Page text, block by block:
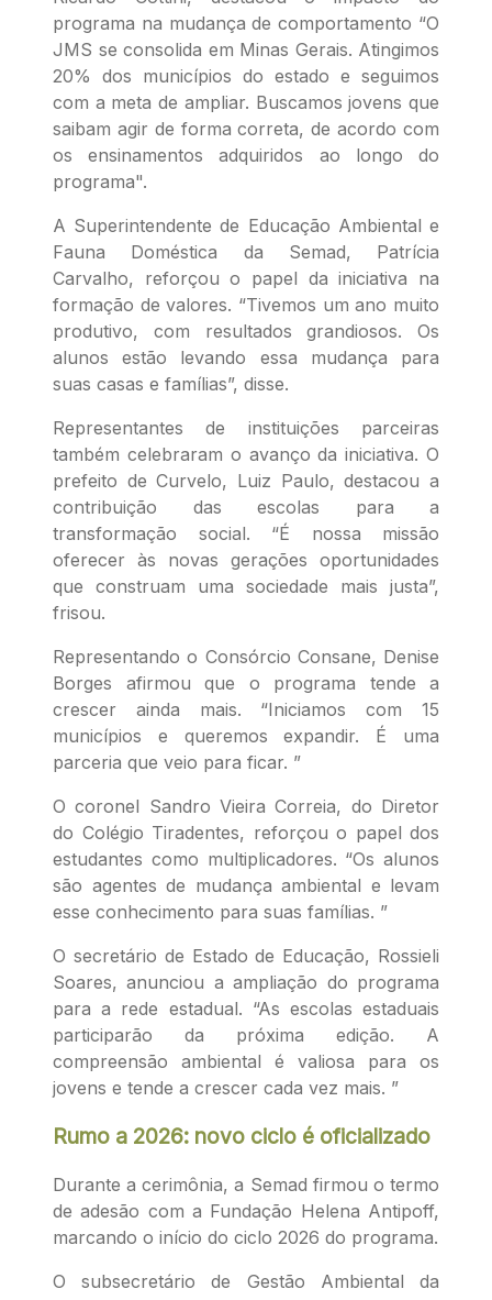
programa na mudança de comportamento “O
JMS se consolida em Minas Gerais. Atingimos
20% dos municípios do estado e seguimos
com a meta de ampliar. Buscamos jovens que
saibam agir de forma correta, de acordo com
os ensinamentos adquiridos ao longo do
programa".
A Superintendente de Educação Ambiental e
Fauna Doméstica da Semad, Patrícia
Carvalho, reforçou o papel da iniciativa na
formação de valores. “Tivemos um ano muito
produtivo, com resultados grandiosos. Os
alunos estão levando essa mudança para
suas casas e famílias”, disse.
Representantes de instituições parceiras
também celebraram o avanço da iniciativa. O
prefeito de Curvelo, Luiz Paulo, destacou a
contribuição das escolas para a
transformação social. “É nossa missão
oferecer às novas gerações oportunidades
que construam uma sociedade mais justa”,
frisou.
Representando o Consórcio Consane, Denise
Borges afirmou que o programa tende a
crescer ainda mais. “Iniciamos com 15
municípios e queremos expandir. É uma
parceria que veio para ficar. ”
O coronel Sandro Vieira Correia, do Diretor
do Colégio Tiradentes, reforçou o papel dos
estudantes como multiplicadores. “Os alunos
são agentes de mudança ambiental e levam
esse conhecimento para suas famílias. ”
O secretário de Estado de Educação, Rossieli
Soares, anunciou a ampliação do programa
para a rede estadual. “As escolas estaduais
participarão da próxima edição. A
compreensão ambiental é valiosa para os
jovens e tende a crescer cada vez mais. ”
Rumo a 2026: novo ciclo é oficializado
Durante a cerimônia, a Semad firmou o termo
de adesão com a Fundação Helena Antipoff,
marcando o início do ciclo 2026 do programa.
O subsecretário de Gestão Ambiental da